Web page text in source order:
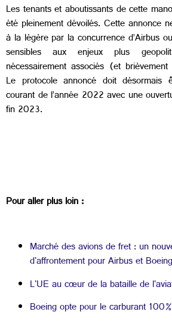
Les tenants et aboutissants de cette
été pleinement dévoilés. Cette annonce
à la légère par la concurrence d’Airbus
sensibles aux enjeux plus
nécessairement associés (et
Le protocole annoncé doit désormais
courant de l’année 2022 avec une
fin 2023.
Pour aller plus loin :
Marché des avions de fret : un
d'affrontement pour Airbus et
L'UE au cœur de la bataille de
Boeing opte pour le carburant